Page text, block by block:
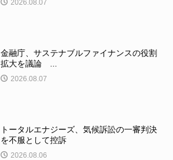
2026.08.07
金融庁、サステナブルファイナンスの役割
拡大を議論 ...
2026.08.07
トータルエナジーズ、気候訴訟の一審判決
を不服として控訴
2026.08.06